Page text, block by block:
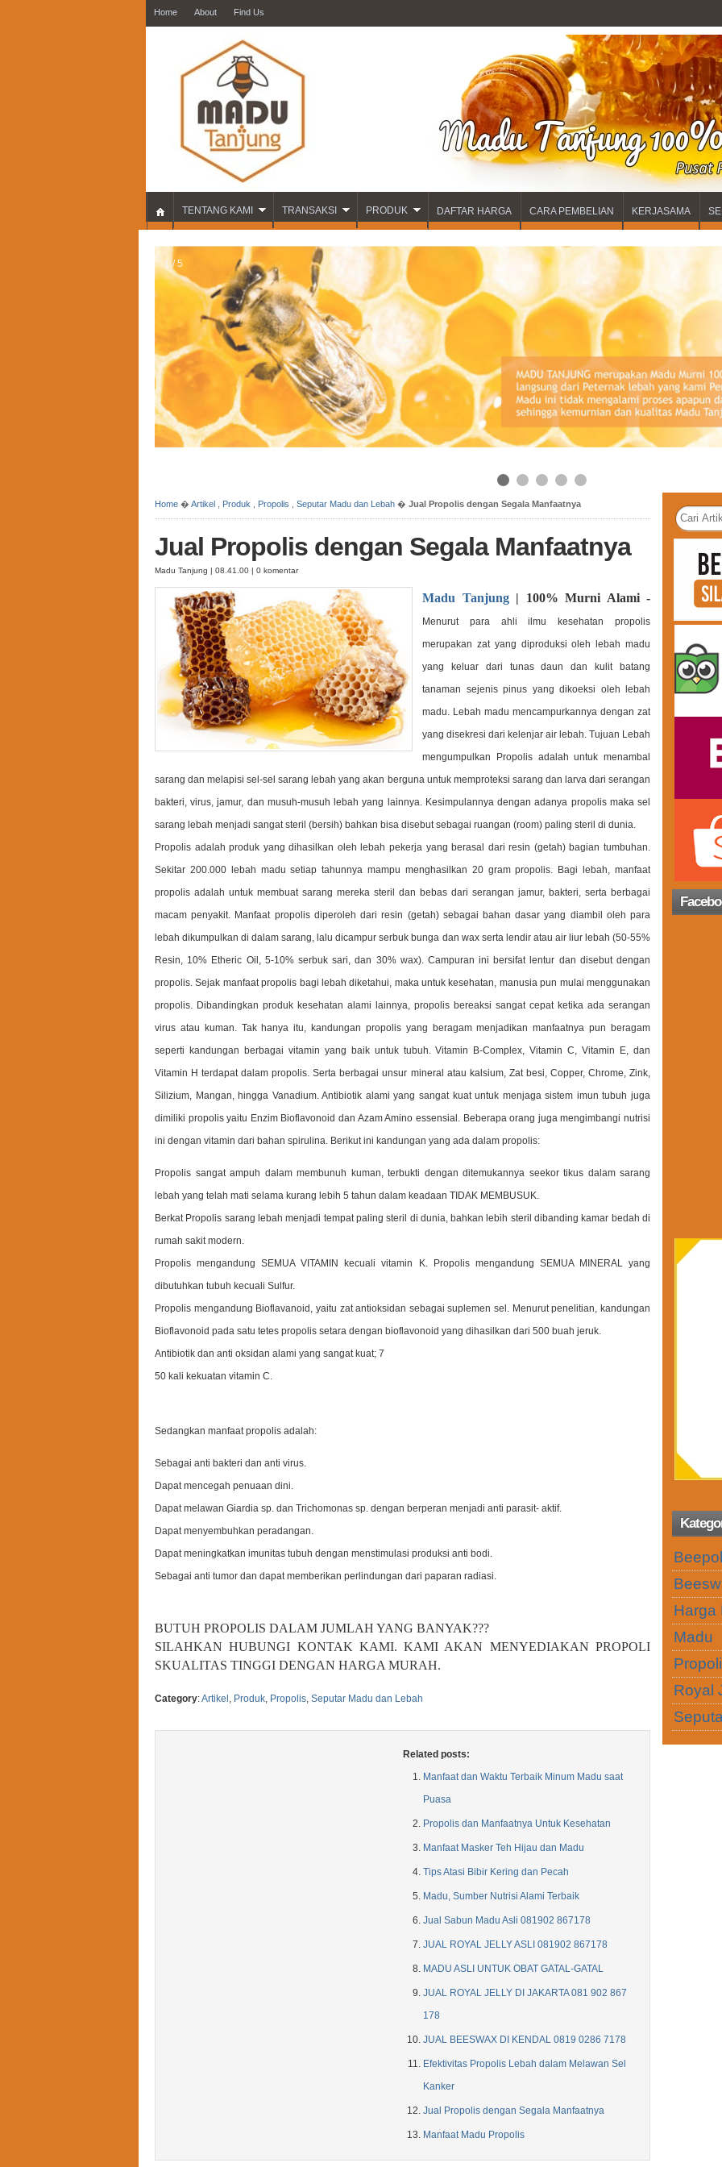
Home About Find Us
TENTANG KAMI TRANSAKSI PRODUK DAFTAR HARGA CARA PEMBELIAN KERJASAMA
1 / 5
Home � Artikel Produk Propolis Seputar Madu dan Lebah � Jual Propolis dengan Segala Manfaatnya
Jual Propolis dengan Segala Manfaatnya
Madu Tanjung | 08.41.00 | 0 komentar
Madu Tanjung| 100% Murni Alami -
Menurut para ahli ilmu kesehatan propolis
merupakan zat yang diproduksi oleh lebah madu
yang keluar dari tunas daun dan kulit batang
tanaman sejenis pinus yang dikoeksi oleh lebah
madu. Lebah madu mencampurkannya dengan zat
yang disekresi dari kelenjar air lebah. Tujuan Lebah
mengumpulkan Propolis adalah untuk menambal
sarang dan melapisi sel-sel sarang lebah yang akan berguna untuk memproteksi sarang dan larva dari serangan
bakteri, virus, jamur, dan musuh-musuh lebah yang lainnya. Kesimpulannya dengan adanya propolis maka sel
sarang lebah menjadi sangat steril (bersih) bahkan bisa disebut sebagai ruangan (room) paling steril di dunia.
Propolis adalah produk yang dihasilkan oleh lebah pekerja yang berasal dari resin (getah) bagian tumbuhan.
Sekitar 200.000 lebah madu setiap tahunnya mampu menghasilkan 20 gram propolis. Bagi lebah, manfaat
propolis adalah untuk membuat sarang mereka steril dan bebas dari serangan jamur, bakteri, serta berbagai
macam penyakit. Manfaat propolis diperoleh dari resin (getah) sebagai bahan dasar yang diambil oleh para
lebah dikumpulkan di dalam sarang, lalu dicampur serbuk bunga dan wax serta lendir atau air liur lebah (50-55%
Resin, 10% Etheric Oil, 5-10% serbuk sari, dan 30% wax). Campuran ini bersifat lentur dan disebut dengan
propolis. Sejak manfaat propolis bagi lebah diketahui, maka untuk kesehatan, manusia pun mulai menggunakan
propolis. Dibandingkan produk kesehatan alami lainnya, propolis bereaksi sangat cepat ketika ada serangan
virus atau kuman. Tak hanya itu, kandungan propolis yang beragam menjadikan manfaatnya pun beragam
seperti kandungan berbagai vitamin yang baik untuk tubuh. Vitamin B-Complex, Vitamin C, Vitamin E, dan
Vitamin H terdapat dalam propolis. Serta berbagai unsur mineral atau kalsium, Zat besi, Copper, Chrome, Zink,
Silizium, Mangan, hingga Vanadium. Antibiotik alami yang sangat kuat untuk menjaga sistem imun tubuh juga
dimiliki propolis yaitu Enzim Bioflavonoid dan Azam Amino essensial. Beberapa orang juga mengimbangi nutrisi
ini dengan vitamin dari bahan spirulina. Berikut ini kandungan yang ada dalam propolis:
Propolis sangat ampuh dalam membunuh kuman, terbukti dengan ditemukannya seekor tikus dalam sarang
lebah yang telah mati selama kurang lebih 5 tahun dalam keadaan TIDAK MEMBUSUK.
Berkat Propolis sarang lebah menjadi tempat paling steril di dunia, bahkan lebih steril dibanding kamar bedah di
rumah sakit modern.
Propolis mengandung SEMUA VITAMIN kecuali vitamin K. Propolis mengandung SEMUA MINERAL yang
dibutuhkan tubuh kecuali Sulfur.
Propolis mengandung Bioflavanoid, yaitu zat antioksidan sebagai suplemen sel. Menurut penelitian, kandungan
Bioflavonoid pada satu tetes propolis setara dengan bioflavonoid yang dihasilkan dari 500 buah jeruk.
Antibiotik dan anti oksidan alami yang sangat kuat; 7
50 kali kekuatan vitamin C.
Sedangkan manfaat propolis adalah:
Sebagai anti bakteri dan anti virus.
Dapat mencegah penuaan dini.
Dapat melawan Giardia sp. dan Trichomonas sp. dengan berperan menjadi anti parasit- aktif.
Dapat menyembuhkan peradangan.
Dapat meningkatkan imunitas tubuh dengan menstimulasi produksi anti bodi.
Sebagai anti tumor dan dapat memberikan perlindungan dari paparan radiasi.
BUTUH PROPOLIS DALAM JUMLAH YANG BANYAK???
SILAHKAN HUBUNGI KONTAK KAMI. KAMI AKAN MENYEDIAKAN PROPOLI
SKUALITAS TINGGI DENGAN HARGA MURAH.
Category:Artikel Produk Propolis Seputar Madu dan Lebah
Related posts:
Manfaat dan Waktu Terbaik Minum Madu saat
Puasa
Propolis dan Manfaatnya Untuk Kesehatan
Manfaat Masker Teh Hijau dan Madu
Tips Atasi Bibir Kering dan Pecah
Madu, Sumber Nutrisi Alami Terbaik
Jual Sabun Madu Asli 081902 867178
JUAL ROYAL JELLY ASLI 081902 867178
MADU ASLI UNTUK OBAT GATAL-GATAL
JUAL ROYAL JELLY DI JAKARTA 081 902 867
178
JUAL BEESWAX DI KENDAL 0819 0286 7178
Efektivitas Propolis Lebah dalam Melawan Sel
Kanker
Jual Propolis dengan Segala Manfaatnya
Manfaat Madu Propolis
Harga
Madu
Royal